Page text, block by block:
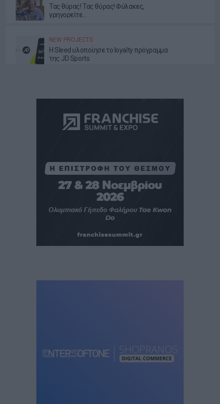
Τας θύρας! Τας θύρας! Φύλακες,
γρηγορείτε…
NEW PROJECTS
Η Sleed υλοποίησε το loyalty πρόγραμμα
της JD Sports